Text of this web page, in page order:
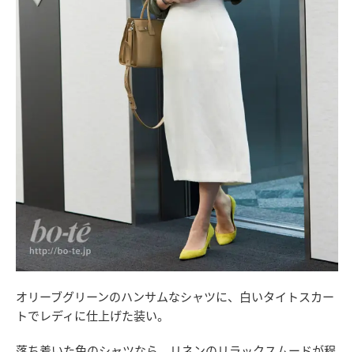
オリーブグリーンのハンサムなシャツに、白いタイトスカー
トでレディに仕上げた装い。